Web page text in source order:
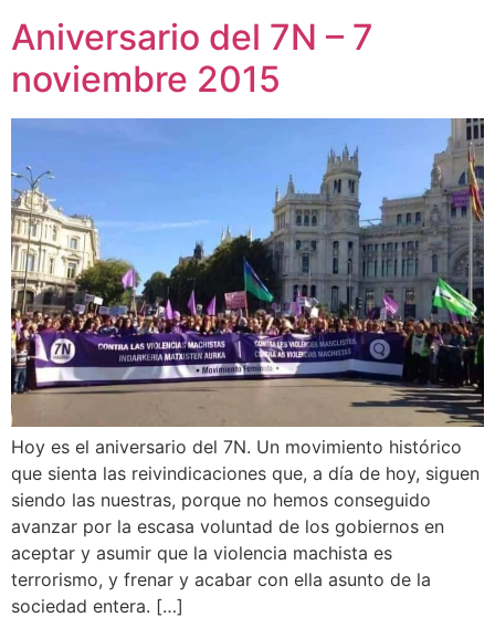
Aniversario del 7N – 7
noviembre 2015
Hoy es el aniversario del 7N. Un movimiento histórico
que sienta las reivindicaciones que, a día de hoy, siguen
siendo las nuestras, porque no hemos conseguido
avanzar por la escasa voluntad de los gobiernos en
aceptar y asumir que la violencia machista es
terrorismo, y frenar y acabar con ella asunto de la
sociedad entera. […]